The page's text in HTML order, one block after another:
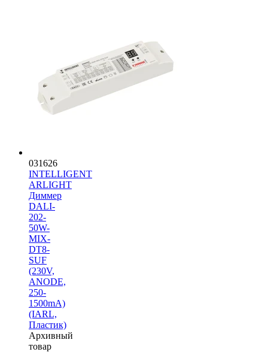
031626
INTELLIGENT
ARLIGHT
Диммер
DALI-
202-
50W-
MIX-
DT8-
SUF
(230V,
ANODE,
250-
1500mА)
(IARL,
Пластик)
Архивный
товар